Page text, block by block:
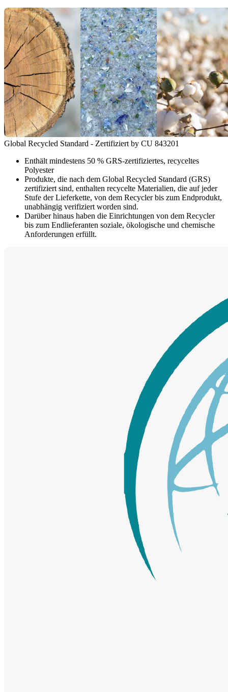
Global Recycled Standard - Zertifiziert by CU 843201
Enthält mindestens 50 % GRS-zertifiziertes, recyceltes
Polyester
Produkte, die nach dem Global Recycled Standard (GRS)
zertifiziert sind, enthalten recycelte Materialien, die auf jeder
Stufe der Lieferkette, von dem Recycler bis zum Endprodukt,
unabhängig verifiziert worden sind.
Darüber hinaus haben die Einrichtungen von dem Recycler
bis zum Endlieferanten soziale, ökologische und chemische
Anforderungen erfüllt.